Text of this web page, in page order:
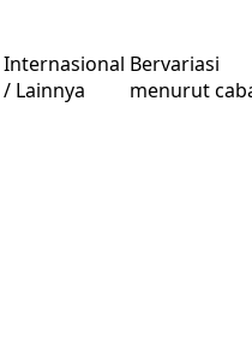
Internasional
/ Lainnya
Bervariasi
menurut